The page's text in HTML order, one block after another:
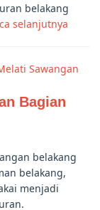
belakang
selanjutnya
Bagian
belakang
belakang,
menjadi